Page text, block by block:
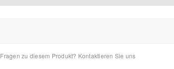
Fragen zu diesem Produkt? Kontaktieren Sie uns